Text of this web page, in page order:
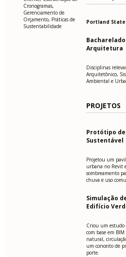
Cronogramas,
Gerenciamento de
Orçamento, Práticas de
Sustentabilidade
Portland
Arquitetura
Disciplinas
Arquitetônico,
Ambiental e
PROJETOS
Protótipo de
Sustentável
Projetou um
urbana no Revit
sombreamento
chuva e uso
Simulação
Edifício
Criou um estudo
com base em
natural,
um conceito de
porte.